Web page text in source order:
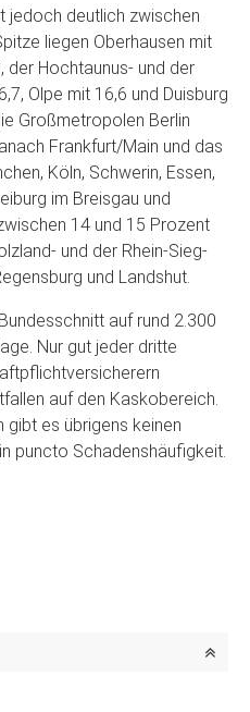
jedoch deutlich zwischen
liegen Oberhausen mit
der Hochtaunus- und der
Olpe mit 16,6 und Duisburg
Großmetropolen Berlin
Frankfurt/Main und das
Köln, Schwerin, Essen,
im Breisgau und
14 und 15 Prozent
und der Rhein-Sieg-
und Landshut.
auf rund 2.300
Nur gut jeder dritte
auf den Kaskobereich.
gibt es übrigens keinen
puncto Schadenshäufigkeit.